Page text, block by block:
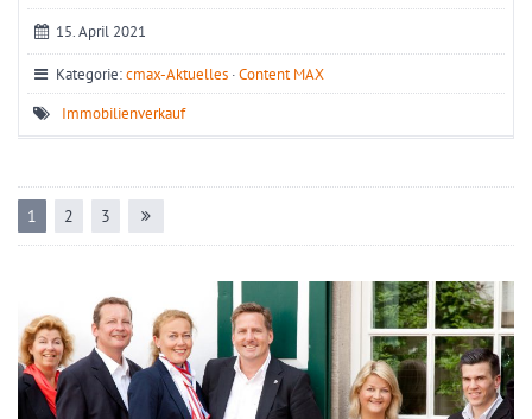
15. April 2021
Kategorie:cmax-Aktuelles ·Content MAX
Immobilienverkauf
1 2 3